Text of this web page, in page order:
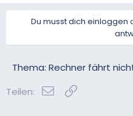
Du musst dich einloggen
Thema: Rechner fährt
Teilen:
E-Mail